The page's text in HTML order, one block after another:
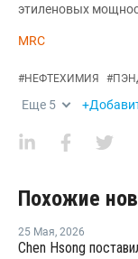
этиленовых
MRC
#НЕФТЕХИМИЯ #
Еще 5
Похожие
25 Мая, 2026